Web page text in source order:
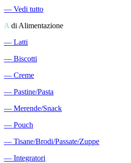
― Vedi tutto
A di Alimentazione
― Latti
― Biscotti
― Creme
― Pastine/Pasta
― Merende/Snack
― Pouch
― Tisane/Brodi/Passate/Zuppe
― Integratori